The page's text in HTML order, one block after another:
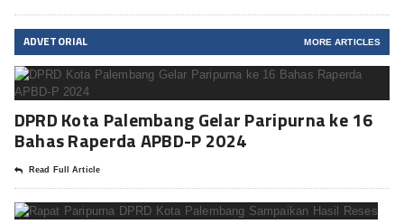
ADVETORIAL MORE ARTICLES
DPRD Kota Palembang Gelar Paripurna ke 16
Bahas Raperda APBD-P 2024
Read Full Article